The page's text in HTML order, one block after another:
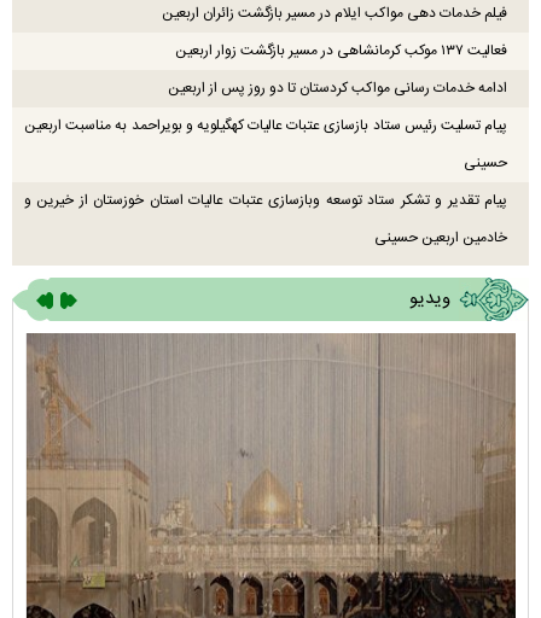
فیلم خدمات دهی مواکب ایلام در مسیر بازگشت زائران اربعین
فعالیت ۱۳۷ موکب کرمانشاهی در مسیر بازگشت زوار اربعین
ادامه خدمات رسانی مواکب کردستان تا دو روز پس از اربعین
پیام تسلیت رئیس ستاد بازسازی عتبات عالیات کهگیلویه و بویراحمد به مناسبت اربعین
حسینی
پیام تقدیر و تشکر ستاد توسعه وبازسازی عتبات عالیات استان خوزستان از خیرین و
خادمین اربعین حسینی
ویدیو